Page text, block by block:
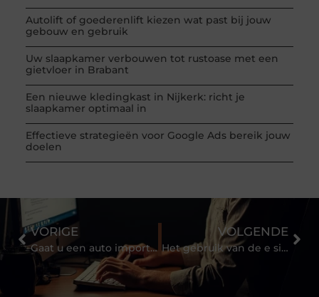
Autolift of goederenlift kiezen wat past bij jouw
gebouw en gebruik
Uw slaapkamer verbouwen tot rustoase met een
gietvloer in Brabant
Een nieuwe kledingkast in Nijkerk: richt je
slaapkamer optimaal in
Effectieve strategieën voor Google Ads bereik jouw
doelen
VORIGE
Gaat u een auto importeren uit de USA? Krijg de juiste hulp
VOLGENDE
Het gebruik van de e sigaret